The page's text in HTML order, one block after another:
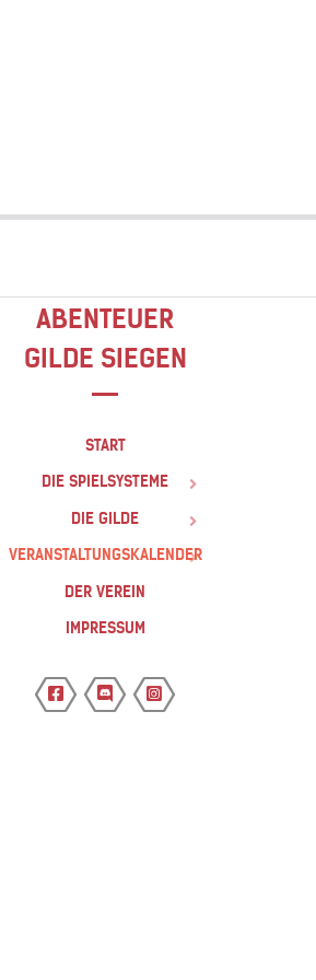
ABENTEUER
GILDE SIEGEN
START
DIE SPIELSYSTEME
DIE GILDE
VERANSTALTUNGSKALENDER
DER VEREIN
IMPRESSUM